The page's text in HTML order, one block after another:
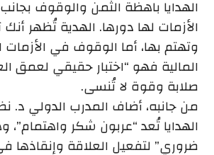
الهدايا باهظة الثمن والوقوف
الأزمات لها دورها. الهدية تُظهر أنك
وتهتم بها، أما الوقوف في الأزمات
المالية فهو “اختبار حقيقي لعمق
صلابة وقوة لا تُنسى.
من جانبه، أضاف المدرب الدولي د.
الهدايا تُعد “عربون شكر واهتمام”،
ضروري” لتفعيل العلاقة وإنقاذها